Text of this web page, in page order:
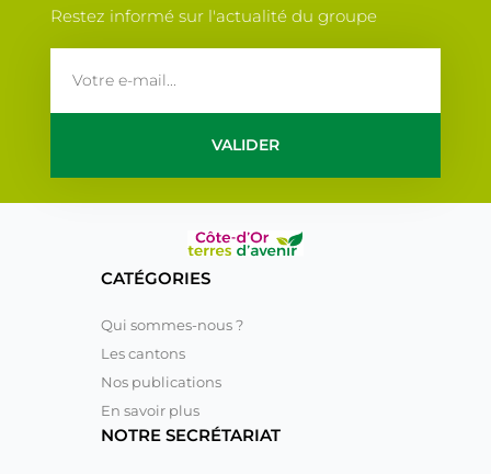
Restez informé sur l'actualité du groupe
VALIDER
CATÉGORIES
Qui sommes-nous ?
Les cantons
Nos publications
En savoir plus
NOTRE SECRÉTARIAT